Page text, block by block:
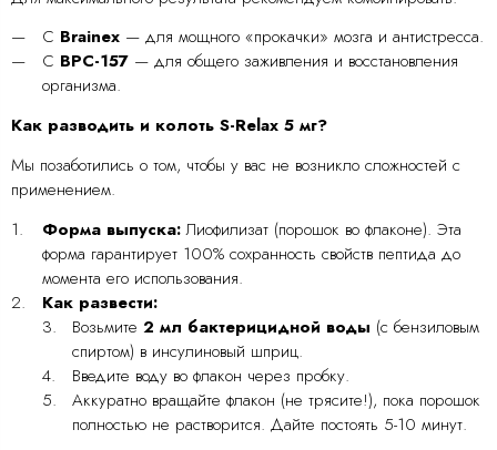
С Brainex— для мощного «прокачки» мозга и антистресса.
С BPC-157— для общего заживления и восстановления
организма.
Как разводить и колоть S-Relax 5 мг?
Мы позаботились о том, чтобы у вас не возникло сложностей с
применением.
Форма выпуска:Лиофилизат (порошок во флаконе). Эта
форма гарантирует 100% сохранность свойств пептида до
момента его использования.
Как развести:
Возьмите2 мл бактерицидной воды (с бензиловым
спиртом) в инсулиновый шприц.
Введите воду во флакон через пробку.
Аккуратно вращайте флакон (не трясите!), пока порошок
полностью не растворится. Дайте постоять 5-10 минут.